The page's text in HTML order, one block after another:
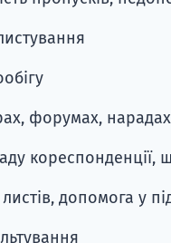
форумах,
кореспонденції,
допомога у